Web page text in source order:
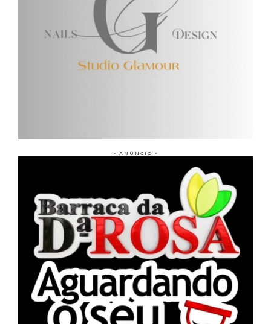
- ANÚNCIO -